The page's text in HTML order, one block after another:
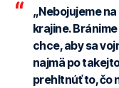
„Nebojujeme
krajine.
chce, aby sa
najmä po
prehltnúť to, čo